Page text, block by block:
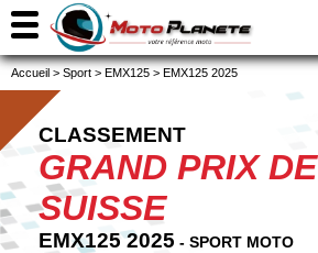
Accueil > Sport > EMX125 > EMX125 2025
CLASSEMENT
GRAND PRIX DE
SUISSE
EMX125 2025 - SPORT MOTO